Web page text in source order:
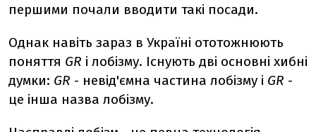
першими почали вводити такі посади.
Однак навіть зараз в Україні ототожнюють
поняття GR і лобізму. Існують дві основні хибні
думки: GR - невід'ємна частина лобізму і GR -
це інша назва лобізму.